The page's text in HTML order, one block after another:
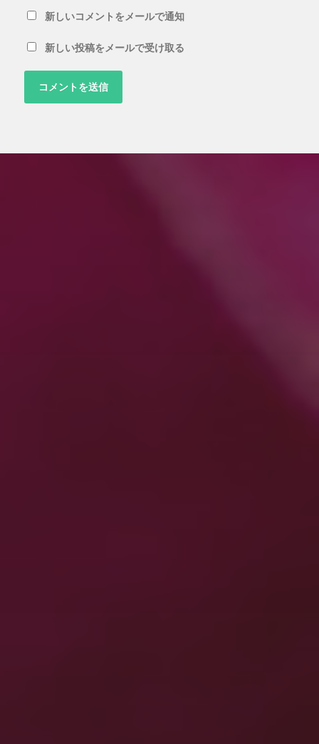
新しいコメントをメールで通知
新しい投稿をメールで受け取る